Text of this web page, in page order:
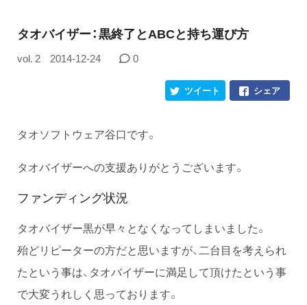
タオバイザー：黒終了とABCと持ち運び方
vol. 2 2014-12-24 0
シェア
ツイート
タオソフトウェア谷口です。
タオバイザーへの支援ありがとうございます。
ファンディング状況
タオバイザー黒が早々となくなってしまいました。
殆どリピーターの方だと思いますが、二台目を考えられ
たという事は、タオバイザーに満足して頂けたという事
で大変うれしく思っております。